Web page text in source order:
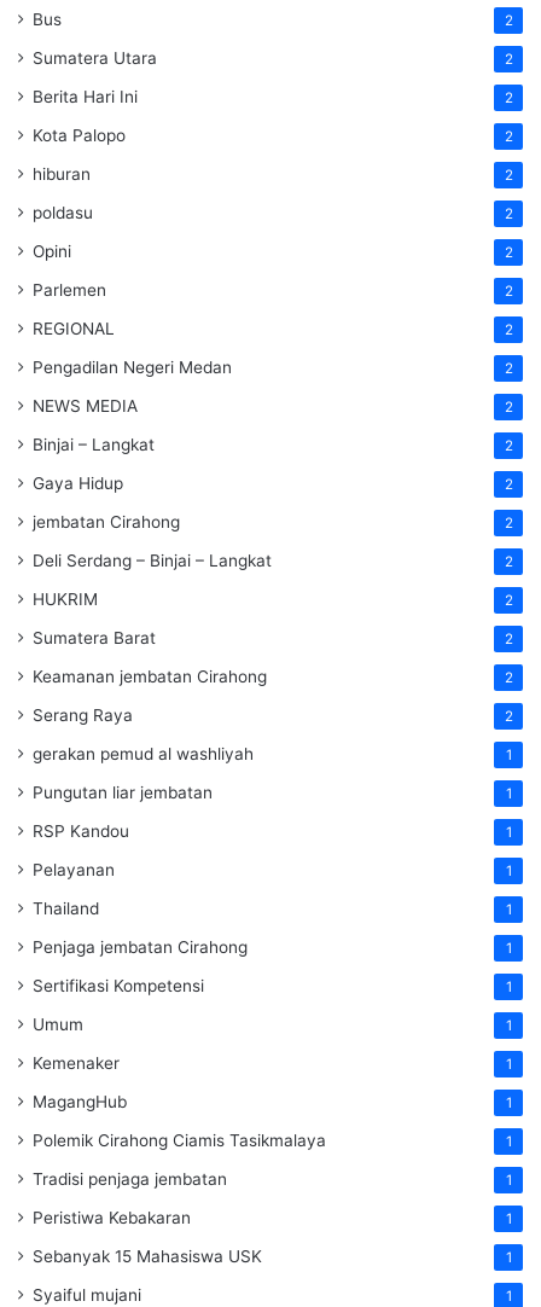
Bus 2
Sumatera Utara 2
Berita Hari Ini 2
Kota Palopo 2
hiburan 2
poldasu 2
Opini 2
Parlemen 2
REGIONAL 2
Pengadilan Negeri Medan 2
NEWS MEDIA 2
Binjai – Langkat 2
Gaya Hidup 2
jembatan Cirahong 2
Deli Serdang – Binjai – Langkat 2
HUKRIM 2
Sumatera Barat 2
Keamanan jembatan Cirahong 2
Serang Raya 2
gerakan pemud al washliyah 1
Pungutan liar jembatan 1
RSP Kandou 1
Pelayanan 1
Thailand 1
Penjaga jembatan Cirahong 1
Sertifikasi Kompetensi 1
Umum 1
Kemenaker 1
MagangHub 1
Polemik Cirahong Ciamis Tasikmalaya 1
Tradisi penjaga jembatan 1
Peristiwa Kebakaran 1
Sebanyak 15 Mahasiswa USK 1
Syaiful mujani 1